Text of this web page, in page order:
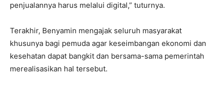
penjualannya harus melalui digital,” tuturnya.
Terakhir, Benyamin mengajak seluruh masyarakat
khusunya bagi pemuda agar keseimbangan ekonomi dan
kesehatan dapat bangkit dan bersama-sama pemerintah
merealisasikan hal tersebut.